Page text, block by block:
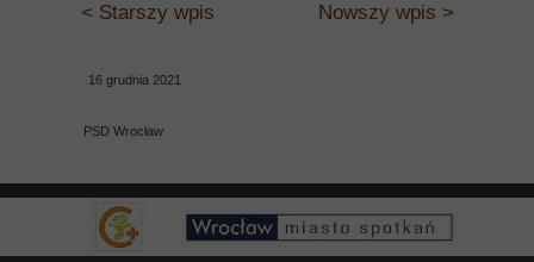
< Starszy wpis Nowszy wpis >
PSD Wrocław
16 grudnia 2021